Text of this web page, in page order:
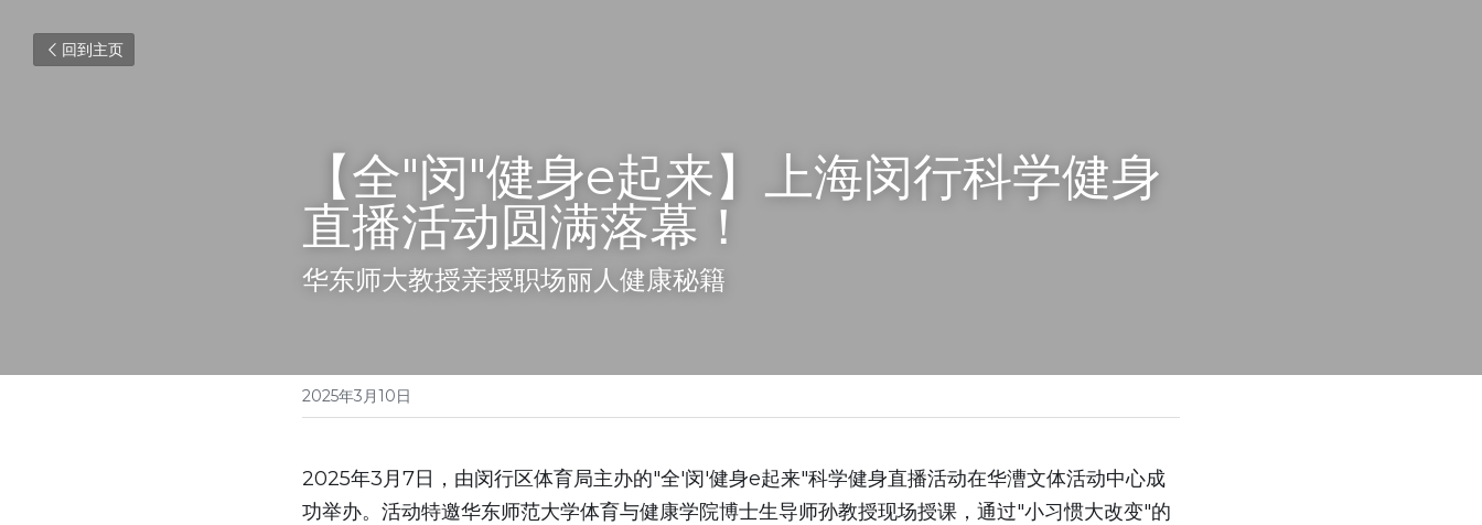
回到主页
【全"闵"健身e起来】上海闵行科学健身
直播活动圆满落幕！
华东师大教授亲授职场丽人健康秘籍
2025年3月10日
2025年3月7日，由闵行区体育局主办的"全'闵'健身e起来"科学健身直播活动在华漕文体活动中心成
功举办。活动特邀华东师范大学体育与健康学院博士生导师孙教授现场授课，通过"小习惯大改变"的